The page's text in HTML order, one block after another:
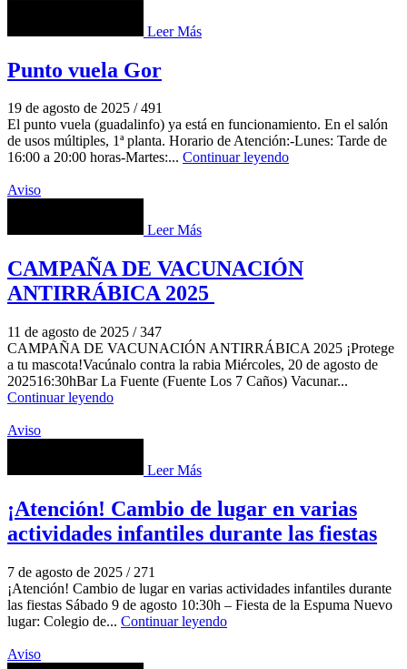
Leer Más
Punto vuela Gor
19 de agosto de 2025 / 491
⁠El punto vuela (guadalinfo) ya está en funcionamiento. En el salón
de usos múltiples, 1ª planta. Horario de Atención:-Lunes: Tarde de
16:00 a 20:00 horas-Martes:... Continuar leyendo
Aviso
Leer Más
CAMPAÑA DE VACUNACIÓN
ANTIRRÁBICA 2025
11 de agosto de 2025 / 347
CAMPAÑA DE VACUNACIÓN ANTIRRÁBICA 2025 ¡Protege
a tu mascota!Vacúnalo contra la rabia Miércoles, 20 de agosto de
202516:30hBar La Fuente (Fuente Los 7 Caños) Vacunar...
Continuar leyendo
Aviso
Leer Más
¡Atención! Cambio de lugar en varias
actividades infantiles durante las fiestas
7 de agosto de 2025 / 271
¡Atención! Cambio de lugar en varias actividades infantiles durante
las fiestas Sábado 9 de agosto 10:30h – Fiesta de la Espuma Nuevo
lugar: Colegio de... Continuar leyendo
Aviso